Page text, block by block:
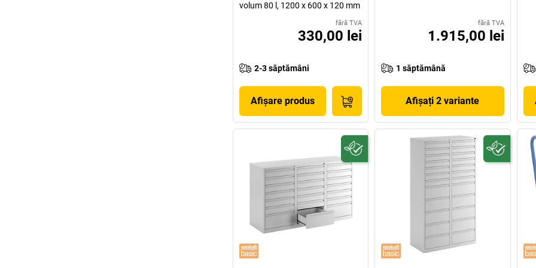
volum 80 l, 1200 x 600 x 120 mm
fără TVA
330,00 lei
2-3 săptămâni
Afișare produs
fără TVA
1.915,00 lei
1 săptămână
Afișați 2 variante